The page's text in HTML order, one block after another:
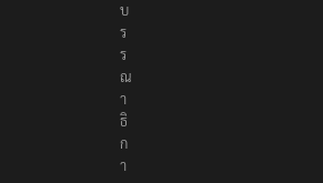
บ
ร
ร
ณ
า
ธิ
ก
า